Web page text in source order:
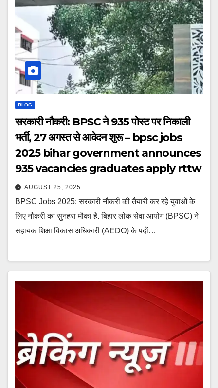
BLOG
सरकारी नौकरी: BPSC ने 935 पोस्ट पर निकाली
भर्ती, 27 अगस्त से आवेदन शुरू – bpsc jobs
2025 bihar government announces
935 vacancies graduates apply rttw
AUGUST 25, 2025
BPSC Jobs 2025: सरकारी नौकरी की तैयारी कर रहे युवाओं के
लिए नौकरी का सुनहरा मौका है. बिहार लोक सेवा आयोग (BPSC) ने
सहायक शिक्षा विकास अधिकारी (AEDO) के पदों…